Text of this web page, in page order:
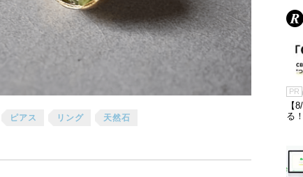
ピアス リング 天然石
PR
【
る